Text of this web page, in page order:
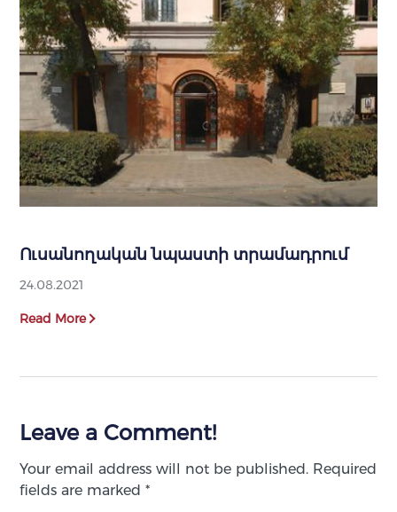
Ուսանողական նպաստի տրամադրում
24.08.2021
Read More
Leave a Comment!
Your email address will not be published. Required
fields are marked*